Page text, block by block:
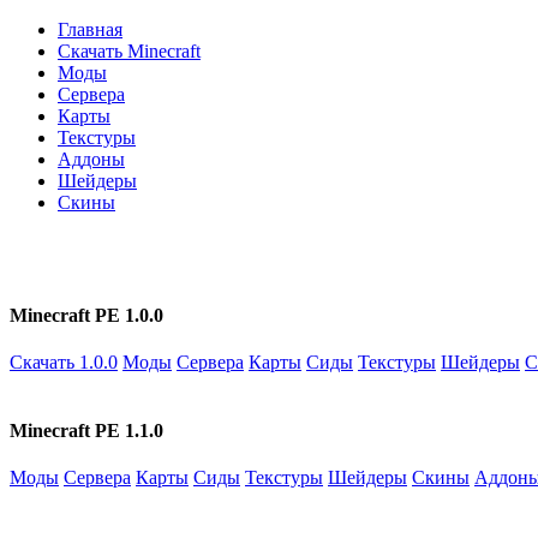
Главная
Скачать Minecraft
Моды
Сервера
Карты
Текстуры
Аддоны
Шейдеры
Скины
Minecraft PE 1.0.0
Скачать 1.0.0 Моды Сервера Карты Сиды Текстуры Шейдеры
Minecraft PE 1.1.0
Моды Сервера Карты Сиды Текстуры Шейдеры Скины